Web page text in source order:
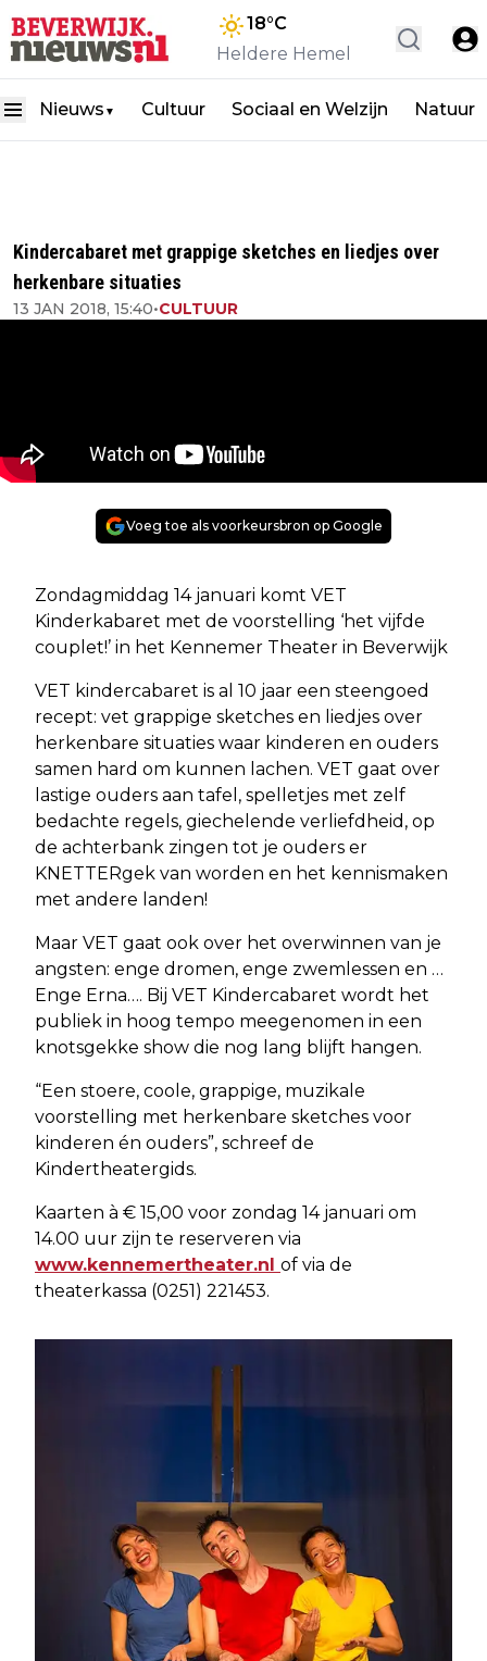
18°C
Heldere Hemel
Nieuws ▼ Cultuur Sociaal en Welzijn Natuur
Kindercabaret met grappige sketches en liedjes over
herkenbare situaties
13 JAN 2018, 15:40•CULTUUR
Voeg toe als voorkeursbron op Google
Zondagmiddag 14 januari komt VET
Kinderkabaret met de voorstelling ‘het vijfde
couplet!’ in het Kennemer Theater in Beverwijk
VET kindercabaret is al 10 jaar een steengoed
recept: vet grappige sketches en liedjes over
herkenbare situaties waar kinderen en ouders
samen hard om kunnen lachen. VET gaat over
lastige ouders aan tafel, spelletjes met zelf
bedachte regels, giechelende verliefdheid, op
de achterbank zingen tot je ouders er
KNETTERgek van worden en het kennismaken
met andere landen!
Maar VET gaat ook over het overwinnen van je
angsten: enge dromen, enge zwemlessen en …
Enge Erna…. Bij VET Kindercabaret wordt het
publiek in hoog tempo meegenomen in een
knotsgekke show die nog lang blijft hangen.
“Een stoere, coole, grappige, muzikale
voorstelling met herkenbare sketches voor
kinderen én ouders”, schreef de
Kindertheatergids.
Kaarten à € 15,00 voor zondag 14 januari om
14.00 uur zijn te reserveren via
www.kennemertheater.nl of via de
theaterkassa (0251) 221453.